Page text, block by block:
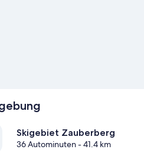
Skigebiet Zauberberg
36 Autominuten- 41.4 km